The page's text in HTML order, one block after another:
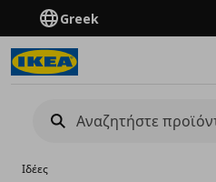
Greek
Ιδέες